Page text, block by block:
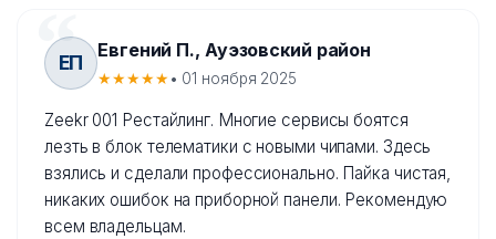
ЕП
Евгений П., Ауэзовский район
★★★★★• 01 ноября 2025
Zeekr 001 Рестайлинг. Многие сервисы боятся
лезть в блок телематики с новыми чипами. Здесь
взялись и сделали профессионально. Пайка чистая,
никаких ошибок на приборной панели. Рекомендую
всем владельцам.